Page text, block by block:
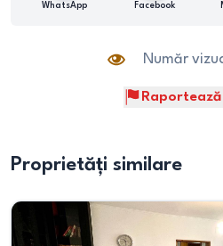
WhatsApp Facebook
Număr
Raportează
Proprietăți similare